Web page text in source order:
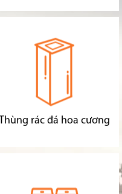
Thùng rác đá hoa cương